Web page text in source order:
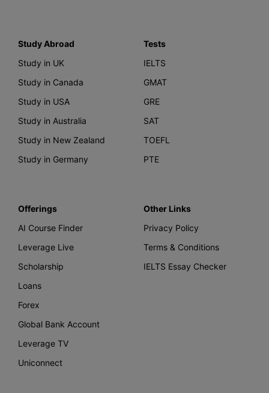
Study Abroad
Study in UK
Study in Canada
Study in USA
Study in Australia
Study in New Zealand
Study in Germany
Tests
IELTS
GMAT
GRE
SAT
TOEFL
PTE
Offerings
AI Course Finder
Leverage Live
Scholarship
Loans
Forex
Global Bank Account
Leverage TV
Uniconnect
Other Links
Privacy Policy
Terms & Conditions
IELTS Essay Checker